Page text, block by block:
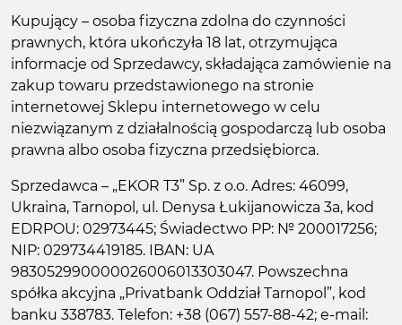
Kupujący – osoba fizyczna zdolna do czynności
prawnych, która ukończyła 18 lat, otrzymująca
informacje od Sprzedawcy, składająca zamówienie na
zakup towaru przedstawionego na stronie
internetowej Sklepu internetowego w celu
niezwiązanym z działalnością gospodarczą lub osoba
prawna albo osoba fizyczna przedsiębiorca.
Sprzedawca – „EKOR T3” Sp. z o.o. Adres: 46099,
Ukraina, Tarnopol, ul. Denysa Łukijanowicza 3a, kod
EDRPOU: 02973445; Świadectwo PP: № 200017256;
NIP: 029734419185. IBAN: UA
983052990000026006013303047. Powszechna
spółka akcyjna „Privatbank Oddział Tarnopol”, kod
banku 338783. Telefon: +38 (067) 557-88-42; e-mail: